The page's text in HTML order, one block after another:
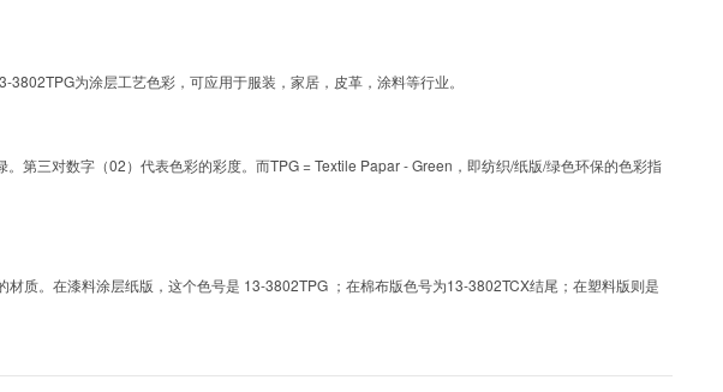
为涂层工艺色彩，可应用于服装，家居，皮革，涂料等行业。
第三对数字（02）代表色彩的彩度。而TPG = Textile Papar - Green，即纺织/纸版/绿色环保的色彩指
质。在漆料涂层纸版，这个色号是 13-3802TPG ；在棉布版色号为13-3802TCX结尾；在塑料版则是